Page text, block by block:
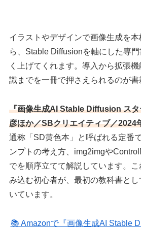
イラストやデザインで画像生成を
ら、Stable Diffusionを軸にした専
く上げてくれます。導入から拡張
識までを一冊で押さえられるのが書
『画像生成AI Stable Diffusion スタ
彦ほか／SBクリエイティブ／2024
通称「SD黄色本」と呼ばれる定番
ンプトの考え方、img2imgや
でを順序立てて解説しています。
み込む初心者が、最初の教科書と
いています。
📚 Amazonで『画像生成AI Stable